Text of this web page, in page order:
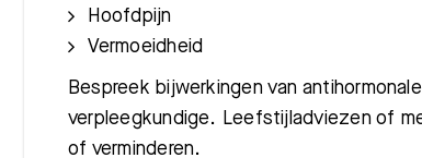
Hoofdpijn
Vermoeidheid
Bespreek bijwerkingen van
verpleegkundige. Leefstijladviezen of
of verminderen.